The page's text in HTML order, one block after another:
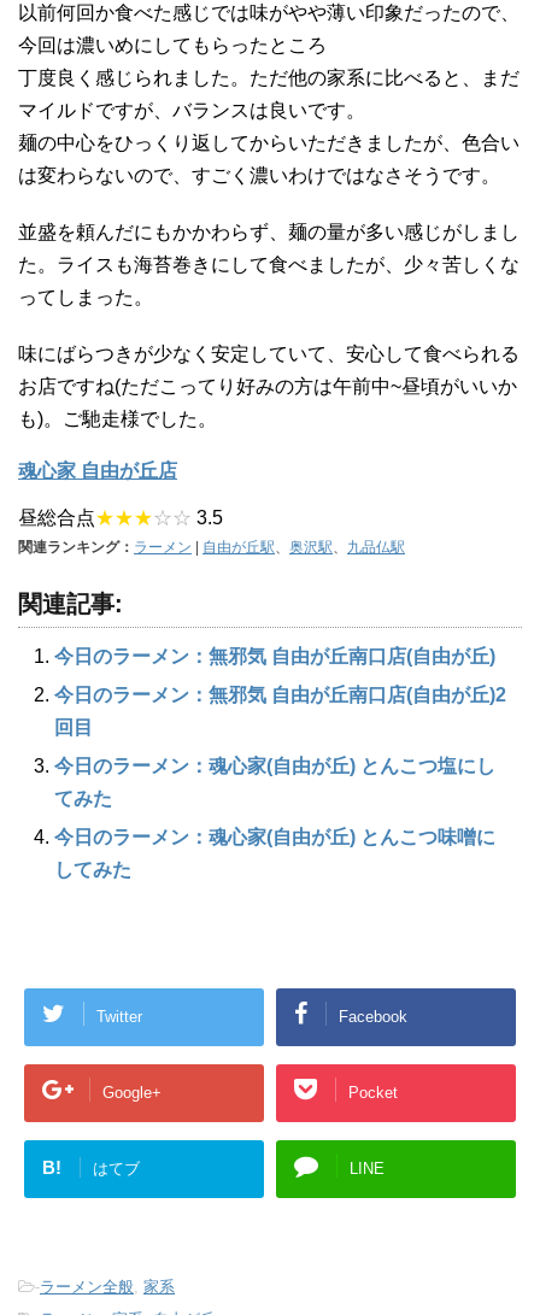
以前何回か食べた感じでは味がやや薄い印象だったので、
今回は濃いめにしてもらったところ
丁度良く感じられました。ただ他の家系に比べると、まだ
マイルドですが、バランスは良いです。
麺の中心をひっくり返してからいただきましたが、色合い
は変わらないので、すごく濃いわけではなさそうです。
並盛を頼んだにもかかわらず、麺の量が多い感じがしまし
た。ライスも海苔巻きにして食べましたが、少々苦しくな
ってしまった。
味にばらつきが少なく安定していて、安心して食べられる
お店ですね(ただこってり好みの方は午前中~昼頃がいいか
も)。ご馳走様でした。
魂心家 自由が丘店
昼総合点★★★☆☆ 3.5
関連ランキング： ラーメン | 自由が丘駅、 奥沢駅、 九品仏駅
関連記事:
今日のラーメン：無邪気 自由が丘南口店(自由が丘)
今日のラーメン：無邪気 自由が丘南口店(自由が丘)2
回目
今日のラーメン：魂心家(自由が丘) とんこつ塩にし
てみた
今日のラーメン：魂心家(自由が丘) とんこつ味噌に
してみた
Twitter Facebook
Google+ Pocket
B! はてブ LINE
-ラーメン全般 家系